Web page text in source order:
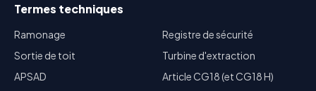
Termes techniques
Ramonage
Registre de sécurité
Sortie de toit
Turbine d'extraction
APSAD
Article CG18 (et CG18 H)